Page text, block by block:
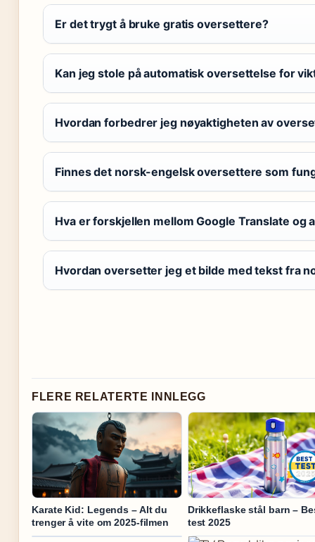
Er det trygt å bruke gratis oversettere?
Kan jeg stole på automatisk oversettelse for
Hvordan forbedrer jeg nøyaktigheten av
Finnes det norsk-engelsk oversettere som
Hva er forskjellen mellom Google Translate og
Hvordan oversetter jeg et bilde med tekst fra
FLERE RELATERTE INNLEGG
Karate Kid: Legends – Alt du
trenger å vite om 2025-filmen
Drikkeflaske stål barn –
test 2025